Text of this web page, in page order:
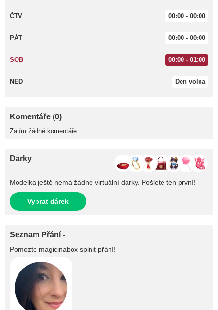
ČTV 00:00 - 00:00
PÁT 00:00 - 00:00
SOB 00:00 - 01:00
NED Den volna
Komentáře (0)
Zatím žádné komentáře
Dárky
Modelka ještě nemá žádné virtuální dárky. Pošlete ten první!
Vybrat dárek
Seznam Přání -
Pomozte magicinabox splnit přání!